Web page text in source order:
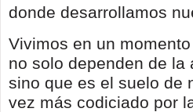
donde desarrollamos
Vivimos en un
no solo dependen de la
sino que es el suelo de
vez más codiciado por